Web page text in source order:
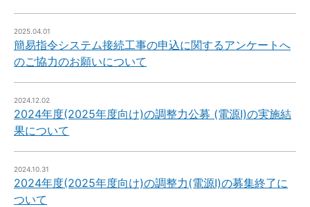
2025.04.01
簡易指令システム接続工事の申込に関するアンケートへ
のご協力のお願いについて
2024.12.02
2024年度(2025年度向け)の調整力公募 (電源Ⅰ)の実施結
果について
2024.10.31
2024年度(2025年度向け)の調整力(電源Ⅰ)の募集終了に
ついて